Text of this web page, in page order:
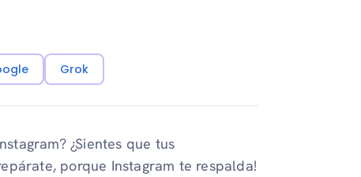
Grok
¿Sientes que tus
porque Instagram te respalda!